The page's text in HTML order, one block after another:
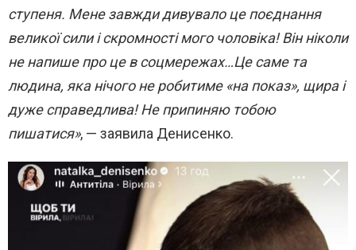
ступеня. Мене завжди дивувало це поєднання
великої сили і скромності мого чоловіка! Він ніколи
не напише про це в соцмережах…Це саме та
людина, яка нічого не робитиме «на показ», щира і
дуже справедлива! Не припиняю тобою
пишатися», — заявила Денисенко.